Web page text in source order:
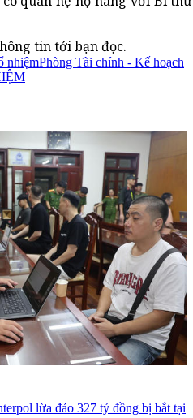
tin tới bạn đọc.
nhiệmPhòng Tài chính - Kế hoạch
lừa đảo 327 tỷ đồng bị bắt tại